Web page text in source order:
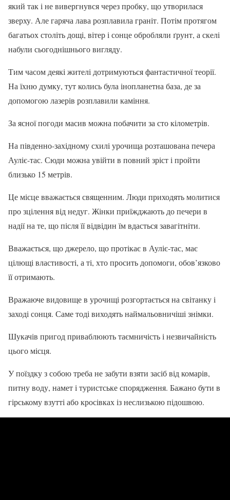
який так і не вивергнувся через пробку, що утворилася
зверху. Але гаряча лава розплавила граніт. Потім протягом
багатьох століть дощі, вітер і сонце обробляли ґрунт, а скелі
набули сьогоднішнього вигляду.
Тим часом деякі жителі дотримуються фантастичної теорії.
На їхню думку, тут колись була інопланетна база, де за
допомогою лазерів розплавили каміння.
За ясної погоди масив можна побачити за сто кілометрів.
На південно-західному схилі урочища розташована печера
Ауліє-тас. Сюди можна увійти в повний зріст і пройти
близько 15 метрів.
Це місце вважається священним. Люди приходять молитися
про зцілення від недуг. Жінки приїжджають до печери в
надії на те, що після її відвідин їм вдасться завагітніти.
Вважається, що джерело, що протікає в Ауліє-тас, має
цілющі властивості, а ті, хто просить допомоги, обов’язково
її отримають.
Вражаюче видовище в урочищі розгортається на світанку і
заході сонця. Саме тоді виходять наймальовничіші знімки.
Шукачів пригод приваблюють таємничість і незвичайність
цього місця.
У поїздку з собою треба не забути взяти засіб від комарів,
питну воду, намет і туристське спорядження. Бажано бути в
гірському взутті або кросівках із неслизькою підошвою.